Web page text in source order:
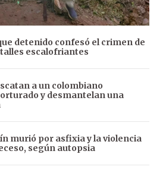
detenido confesó el crimen de
escalofriantes
a un colombiano
y desmantelan una
murió por asfixia y la violencia
según autopsia